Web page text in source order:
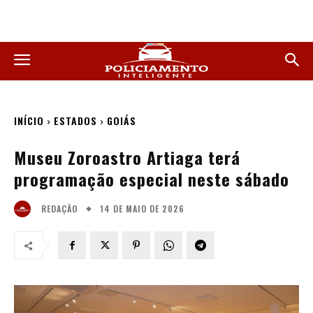
INÍCIO ESTADOS GOIÁS
Museu Zoroastro Artiaga terá
programação especial neste sábado
REDAÇÃO 14 DE MAIO DE 2026